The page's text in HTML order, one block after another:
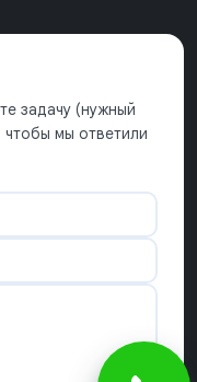
задачу (нужный
мы ответили